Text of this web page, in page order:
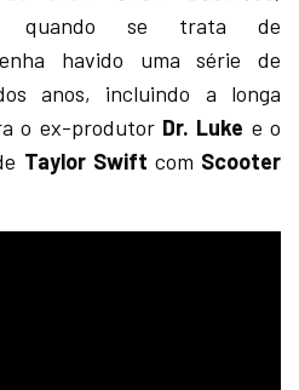
quando se trata de
havido uma série de
anos, incluindo a longa
o ex-produtor Dr. Luke e o
Taylor Swift com Scooter